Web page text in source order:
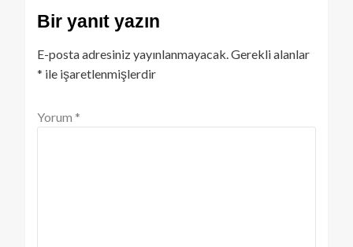
Bir yanıt yazın
E-posta adresiniz yayınlanmayacak.Gerekli alanlar
* ile işaretlenmişlerdir
Yorum *